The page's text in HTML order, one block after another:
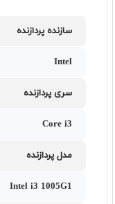
سازنده پردازنده
Intel
سری پردازنده
Core i3
مدل پردازنده
Intel i3 1005G1